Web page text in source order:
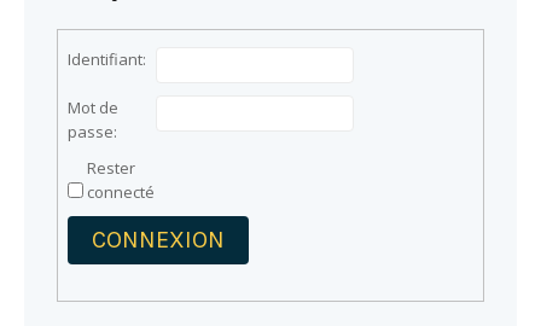
Identifiant:
Mot de
passe:
Rester
connecté
CONNEXION